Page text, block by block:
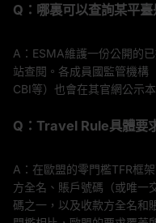
Q：哪裏可以查詢某平
A：ESMA維護一份公開的
站查閱。各成員國監管機構
CBI等）也會在其官網公示
Q：Travel Rule具體要
A：在歐盟的零門檻TFR框
方全名、賬戶號碼（或唯一
碼之一，以及收款方全名和